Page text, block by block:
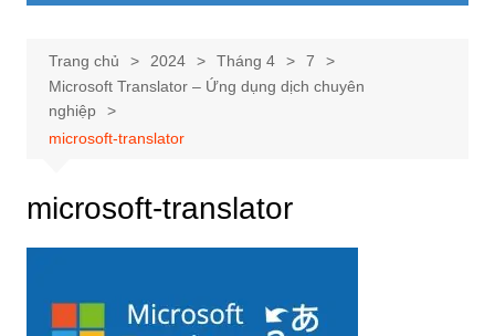
Trang chủ 2024 Tháng 4
7
Microsoft Translator – Ứng dụng dịch chuyên
nghiệp
microsoft-translator
microsoft-translator